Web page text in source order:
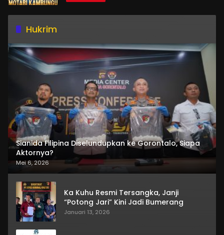
Hukrim
Sianida Filipina Diselundupkan ke Gorontalo, Siapa
Aktornya?
Mei 6, 2026
Ka Kuhu Resmi Tersangka, Janji
“Potong Jari” Kini Jadi Bumerang
Januari 13, 2026